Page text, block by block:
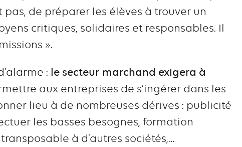
pas, de préparer les élèves à trouver un
critiques, solidaires et responsables. Il
».
: le secteur marchand exigera à
aux entreprises de s’ingérer dans les
lieu à de nombreuses dérives : publicité
les basses besognes, formation
à d’autres sociétés,…